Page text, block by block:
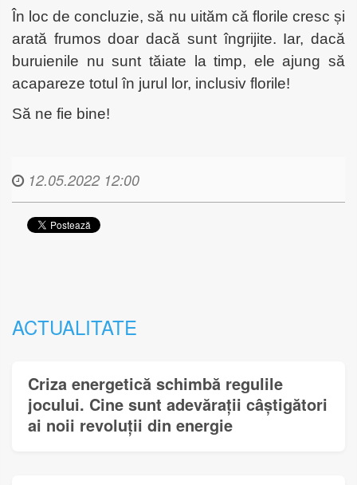
În loc de concluzie, să nu uităm că florile cresc și
arată frumos doar dacă sunt îngrijite. Iar, dacă
buruienile nu sunt tăiate la timp, ele ajung să
acapareze totul în jurul lor, inclusiv florile!
Să ne fie bine!
12.05.2022 12:00
ACTUALITATE
Criza energetică schimbă regulile
jocului. Cine sunt adevărații câștigători
ai noii revoluții din energie